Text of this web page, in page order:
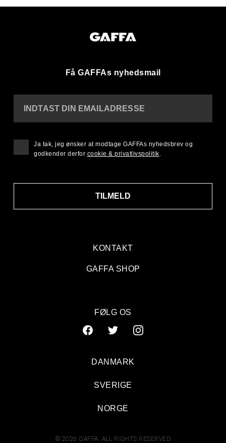
Få GAFFAs nyhedsmail
KONTAKT
GAFFA SHOP
INDTAST DIN EMAILADRESSE
TILMELD
Ja tak, jeg ønsker at modtage GAFFAs nyhedsbrev og
godkender derfor cookie & privatlivspolitik.
FØLG OS
© 2026 GAFFA. ALL RIGHTS RESERVED
DANMARK
SVERIGE
NORGE